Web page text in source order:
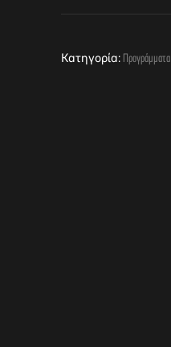
Κατηγορία:Προγράμματα